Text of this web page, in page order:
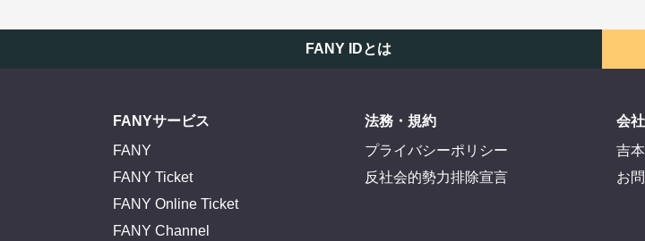
FANY IDとは
FANYサービス
FANY
FANY Ticket
FANY Online Ticket
FANY Channel
法務・規約
プライバシーポリシー
反社会的勢力排除宣言
会
吉
お